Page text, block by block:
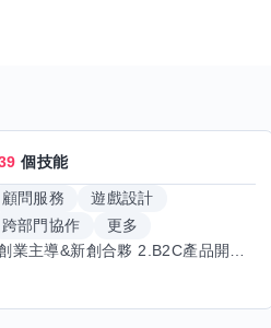
個技能
顧問服務
遊戲設計
跨部門協作
更多
經驗簡述： 1.創業主導&新創合夥 2.B2C產品開發運營一條龍 3.AI應用開發與量化研究新創 標籤話題都可以聊，開放交流 找尋共同創業機會，亦歡迎新創收編